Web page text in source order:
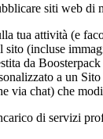
siti web
tua attività (e
sito (incluse
da
a un
via chat) che
di servizi